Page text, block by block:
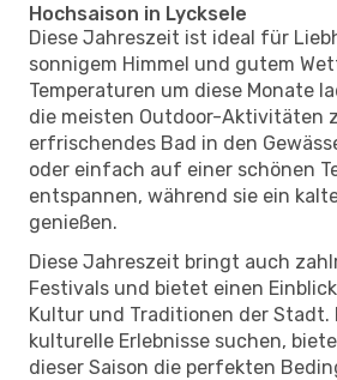
Hochsaison in Lycksele
Diese Jahreszeit ist ideal für
sonnigem Himmel und gutem
Temperaturen um diese Monate
die meisten Outdoor-Aktivitäten
erfrischendes Bad in den
oder einfach auf einer schönen
entspannen, während sie ein
genießen.
Diese Jahreszeit bringt auch
Festivals und bietet einen
Kultur und Traditionen der Stadt.
kulturelle Erlebnisse suchen,
dieser Saison die perfekten